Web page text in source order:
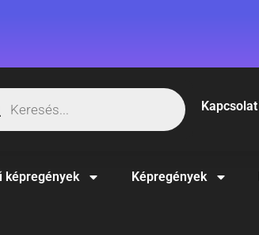
Kapcsolat
képregények Képregények